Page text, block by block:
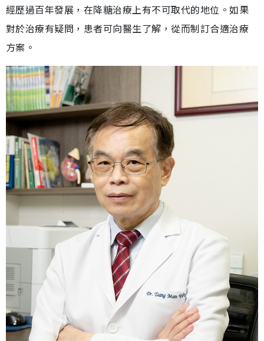
經歷過百年發展，在降糖治療上有不可取代的地位。如果
對於治療有疑問，患者可向醫生了解，從而制訂合適治療
方案。